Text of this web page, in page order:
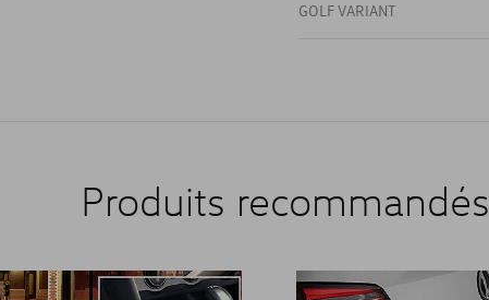
GOLF VARIANT
Produits recommandés